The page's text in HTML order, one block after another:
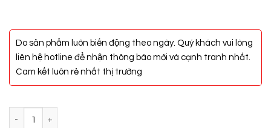
Do sản phẩm luôn biến động theo ngày. Quý khách vui lòng
liên hệ hotline để nhận thông báo mới và cạnh tranh nhất.
Cam kết luôn rẻ nhất thị trường